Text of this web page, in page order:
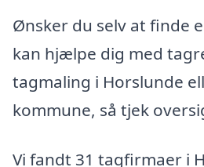
Ønsker du selv at finde
kan hjælpe dig med
tagmaling i Horslunde
kommune, så tjek
Vi fandt 31 tagfirmaer i